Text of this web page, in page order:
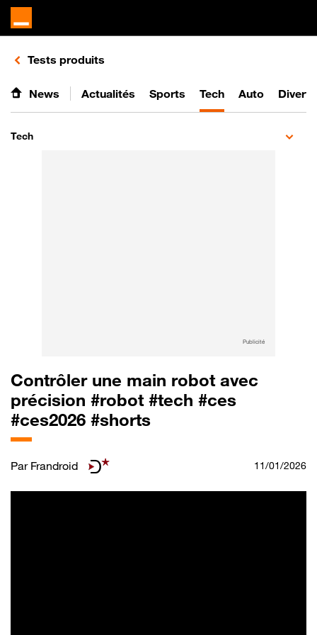
Retours vers le listing de vidéos de la catégorie
Tests produits
News Actualités Sports Tech Auto
Tech
Publicité
Contrôler une main robot avec
précision #robot #tech #ces
#ces2026 #shorts
Par Frandroid 11/01/2026